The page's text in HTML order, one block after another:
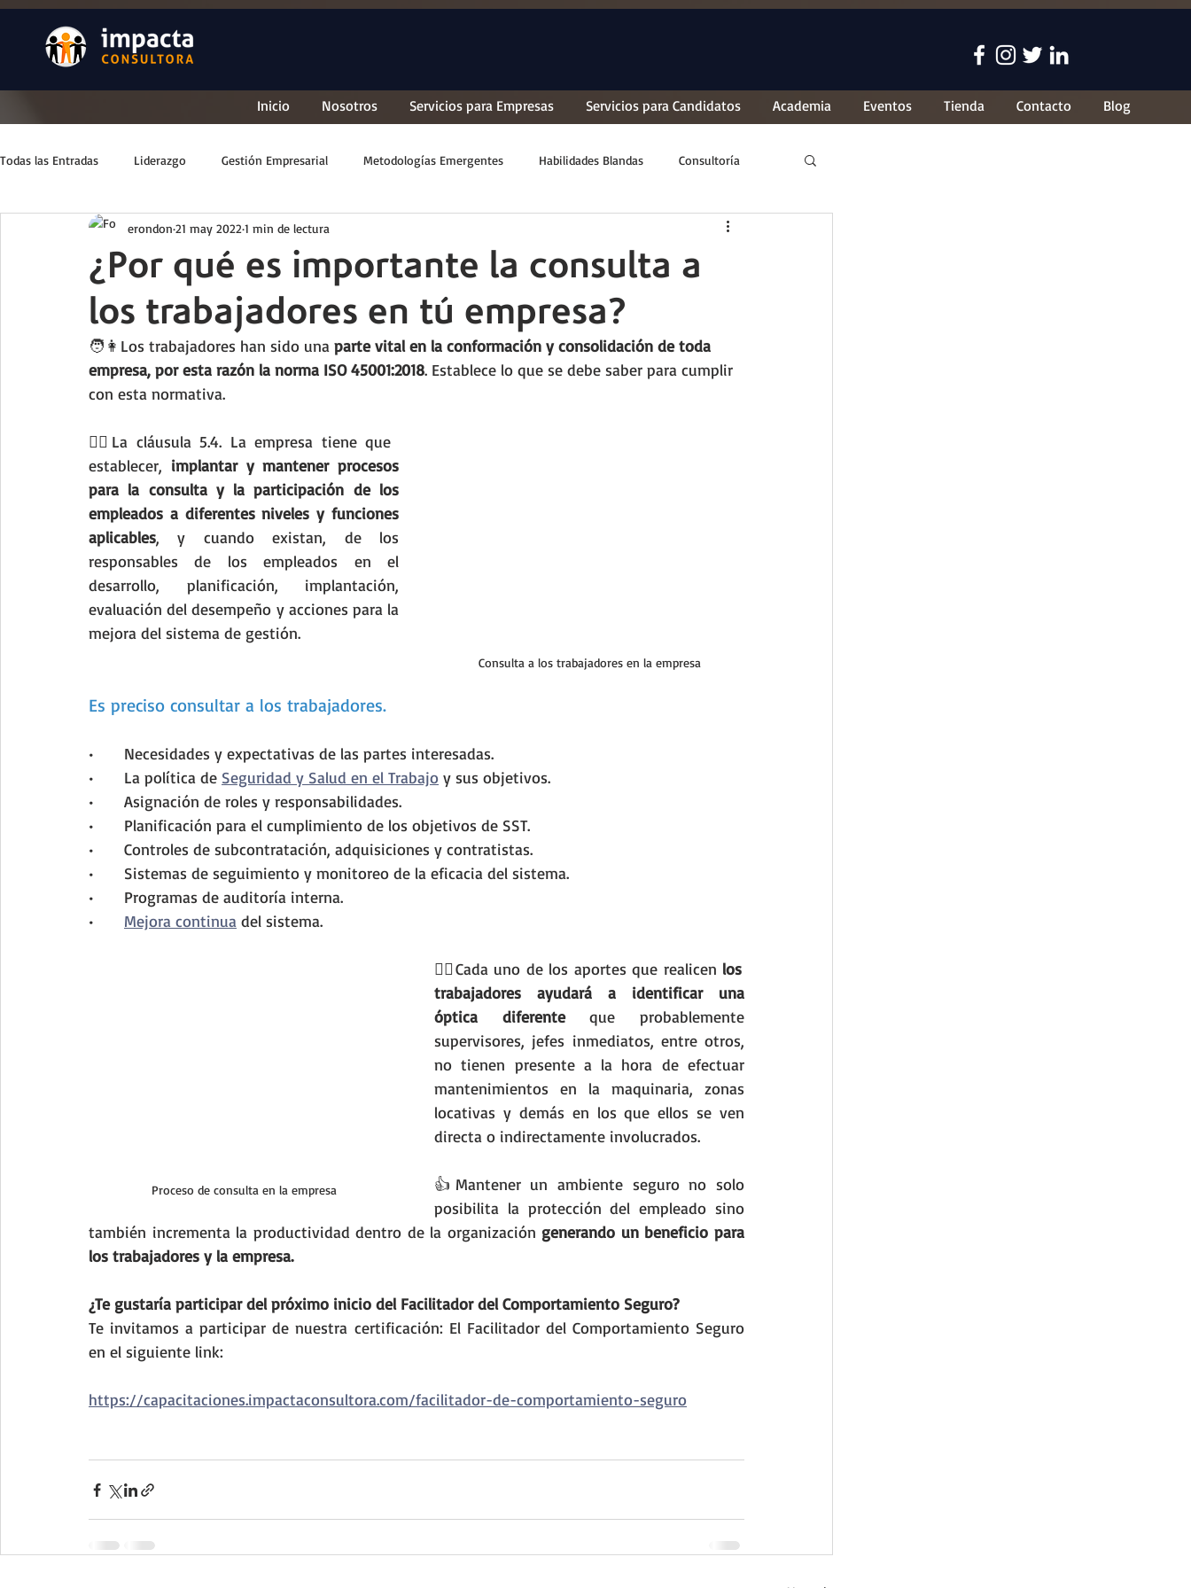
Inicio Nosotros Servicios para Empresas Servicios para Candidatos Academia Eventos Tienda Contacto Blog
Todas las Entradas Liderazgo Gestión Empresarial Metodologías Emergentes Habilidades Blandas Consultoría
¿Por qué es importante la consulta a
los trabajadores en tú empresa?
erondon 21 may 2022 1 min de lectura
🧑👩Los trabajadores han sido una parte vital en la conformación y consolidación de toda
empresa, por esta razón la norma ISO 45001:2018. Establece lo que se debe saber para cumplir
con esta normativa.
Consulta a los trabajadores en la empresa
💁‍♂️La cláusula 5.4. La empresa tiene que
establecer, implantar y mantener procesos
para la consulta y la participación de los
empleados a diferentes niveles y funciones
aplicables, y cuando existan, de los
responsables de los empleados en el
desarrollo, planificación, implantación,
evaluación del desempeño y acciones para la
mejora del sistema de gestión.
Es preciso consultar a los trabajadores.
•	Necesidades y expectativas de las partes interesadas.
•	La política de Seguridad y Salud en el Trabajo y sus objetivos.
•	Asignación de roles y responsabilidades.
•	Planificación para el cumplimiento de los objetivos de SST.
•	Controles de subcontratación, adquisiciones y contratistas.
•	Sistemas de seguimiento y monitoreo de la eficacia del sistema.
•	Programas de auditoría interna.
Mejora continua del sistema.
Proceso de consulta en la empresa
🕵️‍♂️Cada uno de los aportes que realicen los
trabajadores ayudará a identificar una
óptica diferente que probablemente
supervisores, jefes inmediatos, entre otros,
no tienen presente a la hora de efectuar
mantenimientos en la maquinaria, zonas
locativas y demás en los que ellos se ven
directa o indirectamente involucrados.
👍Mantener un ambiente seguro no solo
posibilita la protección del empleado sino
también incrementa la productividad dentro de la organización generando un beneficio para
los trabajadores y la empresa.
¿Te gustaría participar del próximo inicio del Facilitador del Comportamiento Seguro?
Te invitamos a participar de nuestra certificación: El Facilitador del Comportamiento Seguro
en el siguiente link:
https://capacitaciones.impactaconsultora.com/facilitador-de-comportamiento-seguro